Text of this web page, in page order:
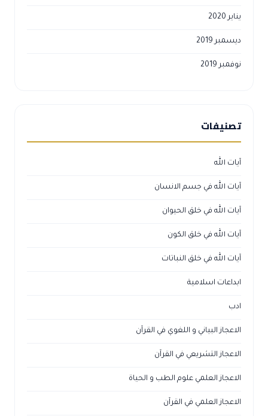
يناير 2020
ديسمبر 2019
نوفمبر 2019
تصنيفات
آيات الله
آيات الله في جسم الانسان
آيات الله في خلق الحيوان
آيات الله في خلق الكون
آيات الله في خلق النباتات
ابداعات اسلامية
ادب
الاعجاز البياني و اللغوي في القرآن
الاعجاز التشريعي في القرآن
الاعجاز العلمي علوم الطب و الحياة
الاعجاز العلمي في القرآن